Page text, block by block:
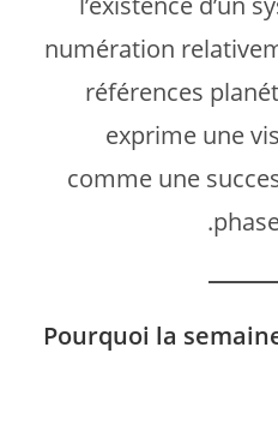
numération
références
exprime une
comme une
Pourquoi la